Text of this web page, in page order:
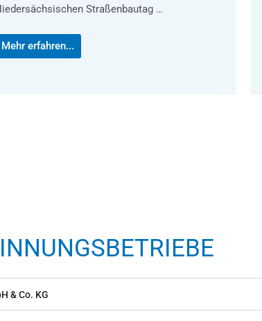
Straßenbautag …
Mehr erfahren...
INNUNGSBETRIEBE
& Co. KG